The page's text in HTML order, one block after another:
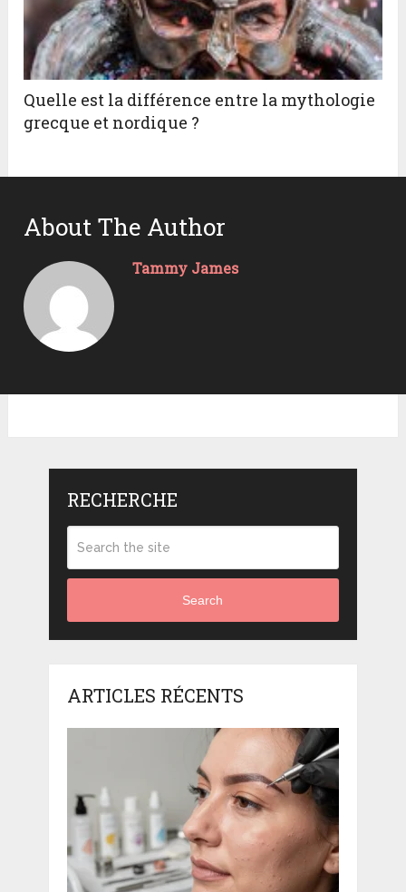
Quelle est la différence entre la mythologie
grecque et nordique ?
About The Author
Tammy James
RECHERCHE
Search
ARTICLES RÉCENTS